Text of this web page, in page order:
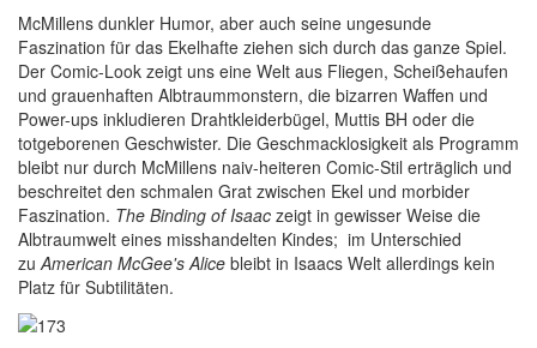
McMillens dunkler Humor, aber auch seine ungesunde
Faszination für das Ekelhafte ziehen sich durch das ganze Spiel.
Der Comic-Look zeigt uns eine Welt aus Fliegen, Scheißehaufen
und grauenhaften Albtraummonstern, die bizarren Waffen und
Power-ups inkludieren Drahtkleiderbügel, Muttis BH oder die
totgeborenen Geschwister. Die Geschmacklosigkeit als Programm
bleibt nur durch McMillens naiv-heiteren Comic-Stil erträglich und
beschreitet den schmalen Grat zwischen Ekel und morbider
Faszination. The Binding of Isaac zeigt in gewisser Weise die
Albtraumwelt eines misshandelten Kindes; im Unterschied
zuAmerican McGee's Alice bleibt in Isaacs Welt allerdings kein
Platz für Subtilitäten.